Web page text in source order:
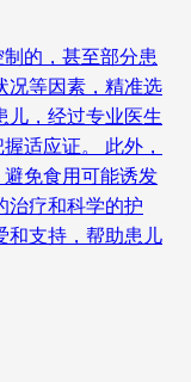
的，甚至部分患
况等因素，精准选
儿，经过专业医生
适应证。 此外，
免食用可能诱发
治疗和科学的护
和支持，帮助患儿